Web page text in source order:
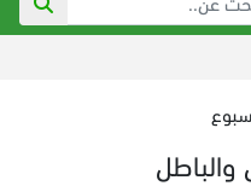
والباطل